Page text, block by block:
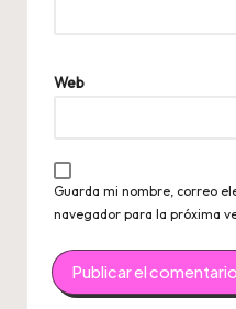
Web
Guarda mi nombre, correo
navegador para la próxima